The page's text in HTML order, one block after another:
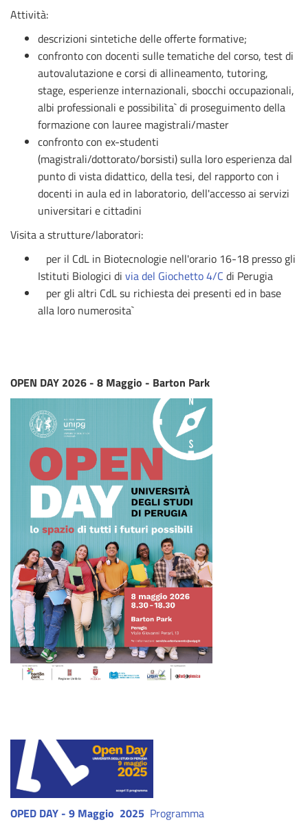
Attività:
descrizioni sintetiche delle offerte formative;
confronto con docenti sulle tematiche del corso, test di
autovalutazione e corsi di allineamento, tutoring,
stage, esperienze internazionali, sbocchi occupazionali,
albi professionali e possibilita` di proseguimento della
formazione con lauree magistrali/master
confronto con ex-studenti
(magistrali/dottorato/borsisti) sulla loro esperienza dal
punto di vista didattico, della tesi, del rapporto con i
docenti in aula ed in laboratorio, dell'accesso ai servizi
universitari e cittadini
Visita a strutture/laboratori:
per il CdL in Biotecnologie nell'orario 16-18 presso gli
Istituti Biologici di via del Giochetto 4/C di Perugia
per gli altri CdL su richiesta dei presenti ed in base
alla loro numerosita`
OPEN DAY 2026 - 8 Maggio - Barton Park
OPED DAY - 9 Maggio 2025 Programma